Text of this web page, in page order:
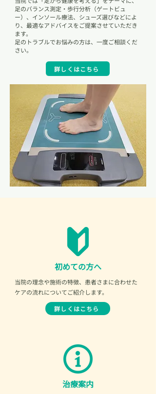
足のバランス測定・歩行分析（ゲートビュ
ー）、 インソール療法、シューズ選びなどによ
り、 最適なアドバイスをご提案させていただき
ます。
足のトラブルでお悩みの方は、一度ご相談くだ
さい。
詳しくはこちら
初めての方へ
当院の理念や施術の特徴、患者さまに合わせた
ケアの流れについてご紹介します。
詳しくはこちら
​治療案内